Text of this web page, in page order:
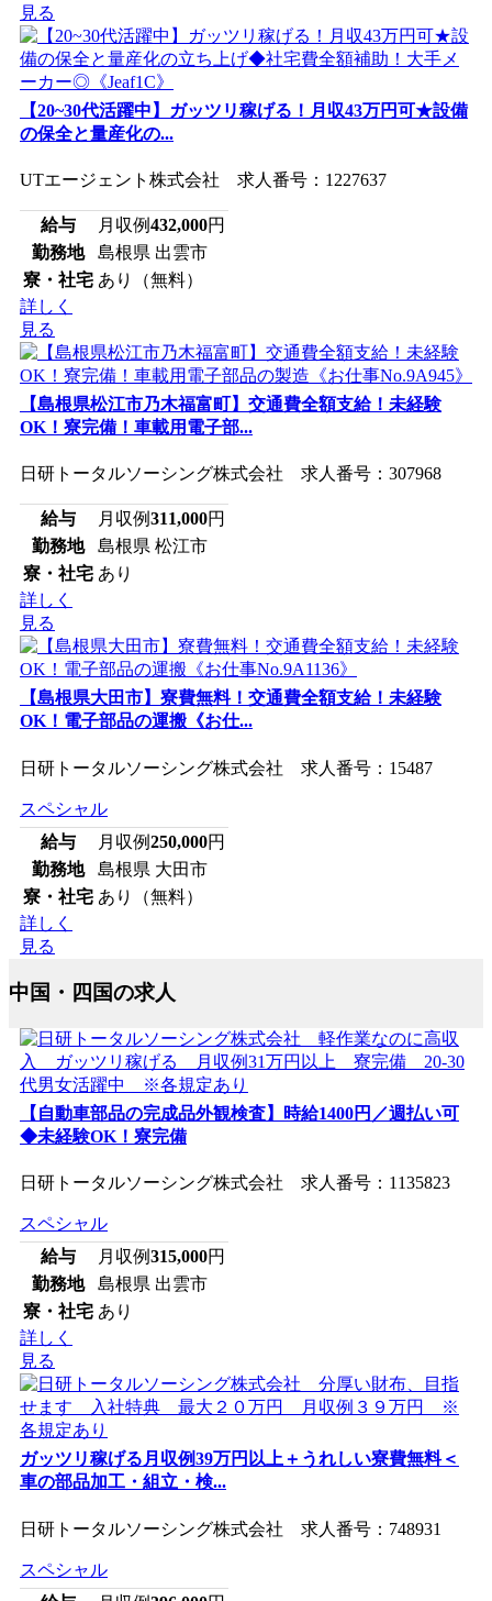
見る
【20~30代活躍中】ガッツリ稼げる！月収43万円可★設備
の保全と量産化の...
UTエージェント株式会社 求人番号：1227637
給与 月収例432,000円
勤務地
島根県 出雲市
寮・社宅 あり（無料）
詳しく
見る
【島根県松江市乃木福富町】交通費全額支給！未経験
OK！寮完備！車載用電子部...
日研トータルソーシング株式会社 求人番号：307968
給与 月収例311,000円
勤務地
島根県 松江市
寮・社宅 あり
詳しく
見る
【島根県大田市】寮費無料！交通費全額支給！未経験
OK！電子部品の運搬《お仕...
日研トータルソーシング株式会社 求人番号：15487
スペシャル
給与
月収例250,000円
勤務地
島根県 大田市
寮・社宅 あり（無料）
詳しく
見る
中国・四国の求人
【自動車部品の完成品外観検査】時給1400円／週払い可
◆未経験OK！寮完備
日研トータルソーシング株式会社 求人番号：1135823
スペシャル
給与
月収例315,000円
勤務地
島根県 出雲市
寮・社宅 あり
詳しく
見る
ガッツリ稼げる月収例39万円以上＋うれしい寮費無料＜
車の部品加工・組立・検...
日研トータルソーシング株式会社 求人番号：748931
スペシャル